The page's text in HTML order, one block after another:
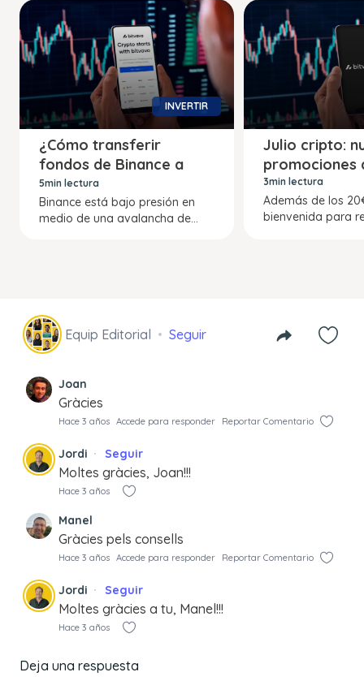
INVERTIR
¿Cómo transferir
fondos de Binance a
Bitvavo?
5min lectura
Binance está bajo presión en
medio de una avalancha de...
Julio cripto:
promociones
3min lectura
Además de los
bienvenida para
Equip Editorial Seguir
Joan
Gràcies
Hace 3 años Accede para responder Reportar Comentario
Jordi Seguir
Moltes gràcies, Joan!!!
Hace 3 años
Manel
Gràcies pels consells
Hace 3 años Accede para responder Reportar Comentario
Jordi Seguir
Moltes gràcies a tu, Manel!!!
Hace 3 años
Deja una respuesta